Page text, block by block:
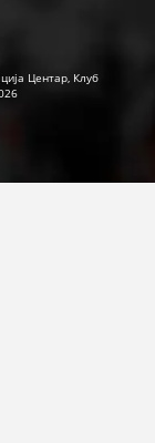
Центар, Клуб